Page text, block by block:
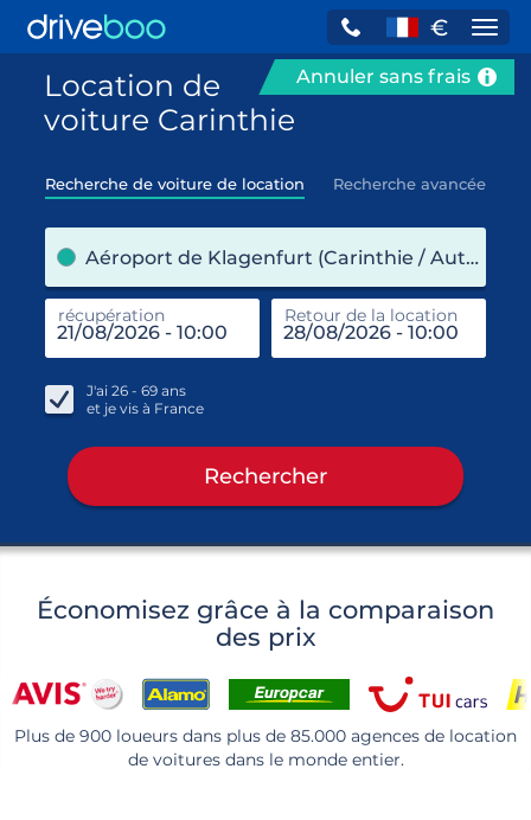
€
Annuler sans frais
Location de
voiture Carinthie
Recherche de voiture de location Recherche avancée
Aéroport de Klagenfurt (Carinthie / Autriche)
récupération Retour de la location
J'ai 26 - 69 ans
et je vis à France
Rechercher
Économisez grâce à la comparaison
des prix
Plus de 900 loueurs dans plus de 85.000 agences de location
de voitures dans le monde entier.